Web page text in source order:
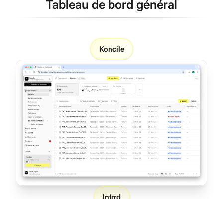
Tableau de bord général
Koncile
Infrrd